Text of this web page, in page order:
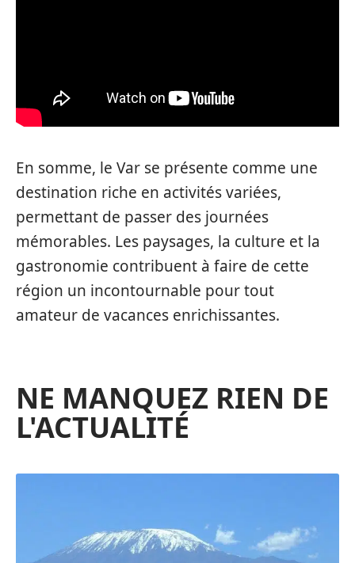
En somme, le Var se présente comme une
destination riche en activités variées,
permettant de passer des journées
mémorables. Les paysages, la culture et la
gastronomie contribuent à faire de cette
région un incontournable pour tout
amateur de vacances enrichissantes.
NE MANQUEZ RIEN DE
L'ACTUALITÉ